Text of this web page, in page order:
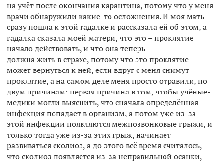
на учёт после окончания карантина, потому что у меня
врачи обнаружили какие-то осложнения. И моя мать
сразу пошла к этой гадалке и рассказала ей об этом, а
гадалка сказала моей матери, что это – проклятие
начало действовать, и что она теперь
должна жить в страхе, потому что это проклятие
может вернуться к ней, если вдруг с меня снимут
проклятие, а на самом деле меня просто отравили, по
двум причинам: первая причина в том, чтобы учёные-
медики могли выяснить, что сначала определённая
инфекция попадает в организм, а потом уже из-за
этой инфекции появляются межпозвонковые грыжи, и
только тогда уже из-за этих грыж, начинает
развиваться сколиоз, а до этого всё время считалось,
что сколиоз появляется из-за неправильной осанки,